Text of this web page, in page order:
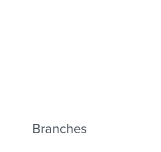
Branches